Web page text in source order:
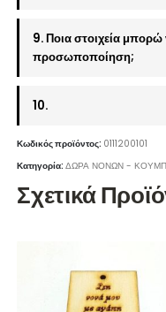
9. Ποια στοιχεία
προσωποποίηση;
10.
Κωδικός προϊόντος: 0111200101
Κατηγορία:ΔΩΡΑ ΝΟΝΩΝ -
Σχετικά